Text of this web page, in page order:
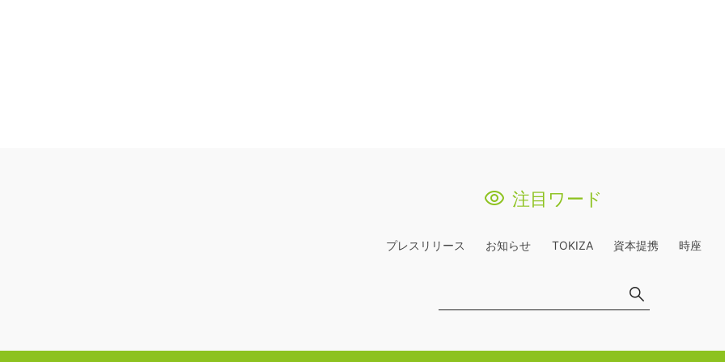
注目ワード
プレスリリース お知らせ TOKIZA 資本提携 時座